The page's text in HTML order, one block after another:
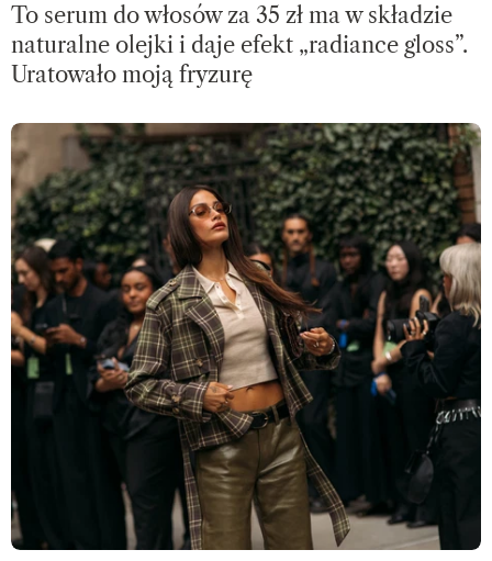
To serum do włosów za 35 zł ma w składzie
naturalne olejki i daje efekt „radiance gloss”.
Uratowało moją fryzurę